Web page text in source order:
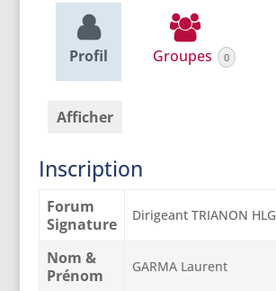
Profil Groupes 0
Afficher
Inscription
Forum
Signature
Dirigeant TRIANON HLG
Nom &
Prénom
GARMA Laurent